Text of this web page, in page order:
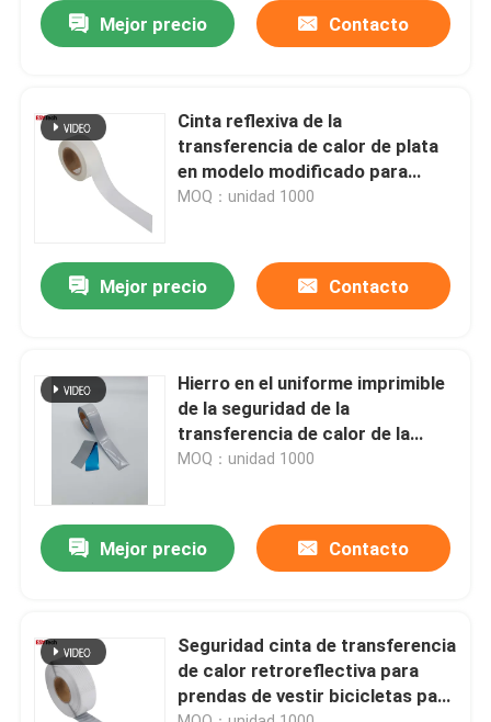
Productos
Sobre nosotros
Visita a la fábrica
Contacto
noticias
Todos los casos
Solicitar una cotización
tela reflexiva
Mejor precio Contacto
Cinta reflexiva de la
transferencia de calor de plata
en modelo modificado para
requisitos particulares tela
MOQ：unidad 1000
Mejor precio Contacto
Hierro en el uniforme imprimible
de la seguridad de la
transferencia de calor de la
cinta reflexiva del vinilo
MOQ：unidad 1000
Mejor precio Contacto
Seguridad cinta de transferencia
de calor retroreflectiva para
prendas de vestir bicicletas para